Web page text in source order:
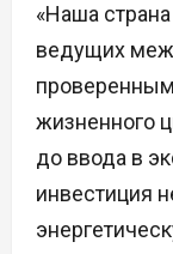
«Наша
ведущих
жизненного
до ввода в
инвестиция